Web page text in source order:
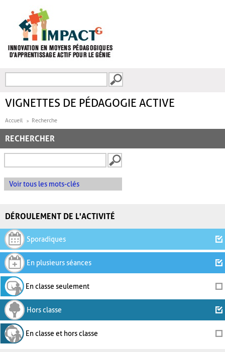
FORMULAIRE DE
VIGNETTES DE PÉDAGOGIE ACTIVE
Accueil Recherche
RECHERCHER
Voir tous les mots-clés
DÉROULEMENT DE L'ACTIVITÉ
Sporadiques
En plusieurs séances
En classe seulement
Hors classe
En classe et hors classe